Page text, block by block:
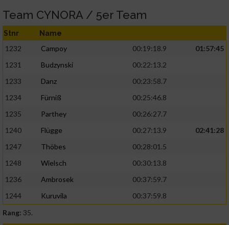
Team CYNORA / 5er Team
Stnr Name
1232 Campoy 00:19:18.9
01:57:45
1231
Budzynski
00:22:13.2
1233
Danz
00:23:58.7
1234
Fürniß
00:25:46.8
1235
Parthey
00:26:27.7
1240
Flügge 00:27:13.9
02:41:28
1247
Thöbes
00:28:01.5
1248
Wielsch
00:30:13.8
1236
Ambrosek
00:37:59.7
1244
Kuruvila
00:37:59.8
Rang: 35.